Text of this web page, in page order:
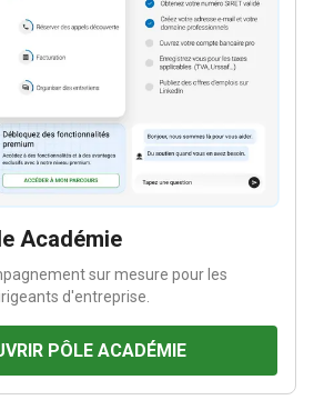
Académie
sur mesure pour les
d'entreprise.
PÔLE ACADÉMIE